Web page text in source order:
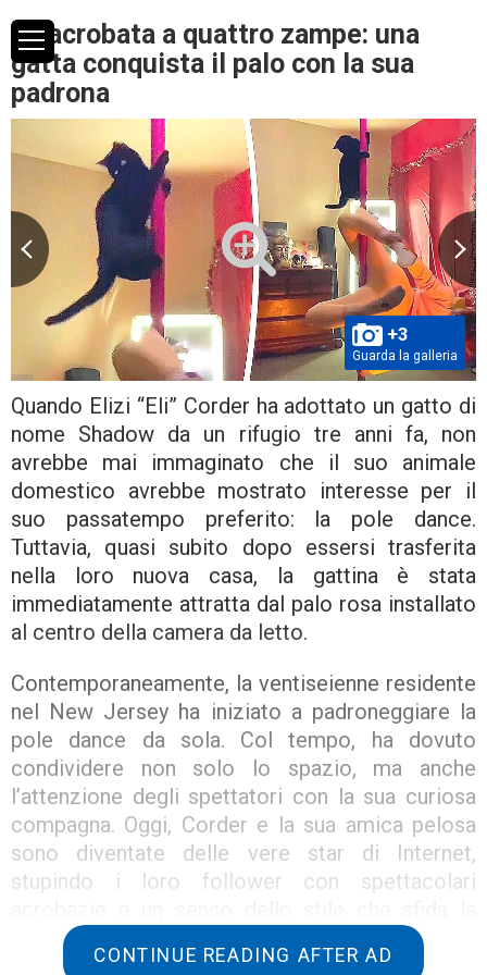
Un’acrobata a quattro zampe: una
gatta conquista il palo con la sua
padrona
+3
Guarda la galleria
Quando Elizi “Eli” Corder ha adottato un gatto di
nome Shadow da un rifugio tre anni fa, non
avrebbe mai immaginato che il suo animale
domestico avrebbe mostrato interesse per il
suo passatempo preferito: la pole dance.
Tuttavia, quasi subito dopo essersi trasferita
nella loro nuova casa, la gattina è stata
immediatamente attratta dal palo rosa installato
al centro della camera da letto.
Contemporaneamente, la ventiseienne residente
nel New Jersey ha iniziato a padroneggiare la
pole dance da sola. Col tempo, ha dovuto
condividere non solo lo spazio, ma anche
l’attenzione degli spettatori con la sua curiosa
compagna. Oggi, Corder e la sua amica pelosa
sono diventate delle vere star di Internet,
stupindo i loro follower con spettacolari
gravità.
CONTINUE READING AFTER AD